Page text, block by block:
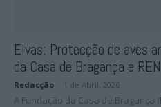
Elvas: Protecção de aves
da Casa de Bragança e REN
Redacção 1 de Abril, 2026
A Fundação da Casa de Bragança